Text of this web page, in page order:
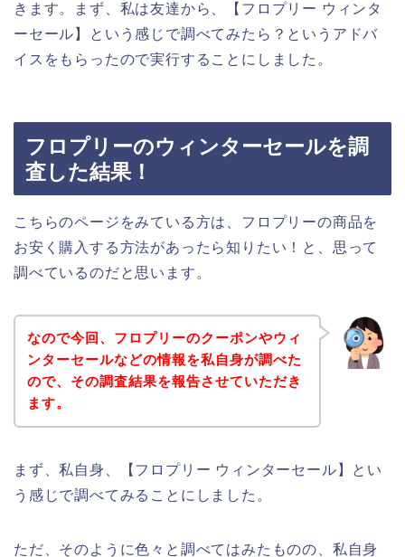
きます。まず、私は友達から、【フロプリー ウィンタ
ーセール】という感じで調べてみたら？というアドバ
イスをもらったので実行することにしました。
フロプリーのウィンターセールを調
査した結果！
こちらのページをみている方は、フロプリーの商品を
お安く購入する方法があったら知りたい！と、思って
調べているのだと思います。
なので今回、フロプリーのクーポンやウィ
ンターセールなどの情報を私自身が調べた
ので、その調査結果を報告させていただき
ます。
まず、私自身、【フロプリー ウィンターセール】とい
う感じで調べてみることにしました。
ただ、そのように色々と調べてはみたものの、私自身